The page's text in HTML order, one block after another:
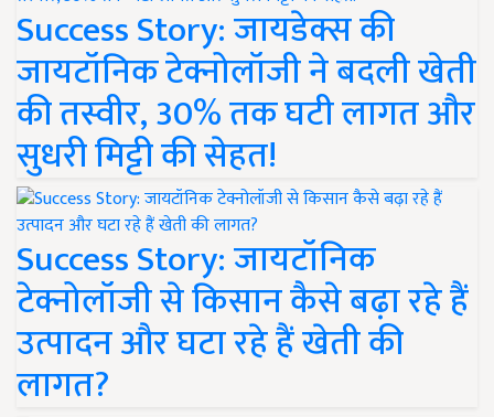
Success Story: जायडेक्स की
जायटॉनिक टेक्नोलॉजी ने बदली खेती
की तस्वीर, 30% तक घटी लागत और
सुधरी मिट्टी की सेहत!
Success Story: जायटॉनिक
टेक्नोलॉजी से किसान कैसे बढ़ा रहे हैं
उत्पादन और घटा रहे हैं खेती की
लागत?